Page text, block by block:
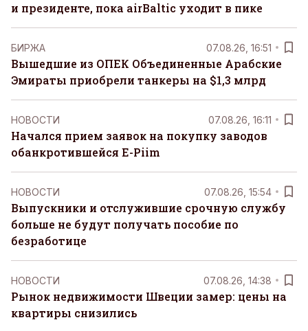
и президенте, пока airBaltic уходит в пике
БИРЖА 07.08.26, 16:51
Вышедшие из ОПЕК Объединенные Арабские
Эмираты приобрели танкеры на $1,3 млрд
НОВОСТИ 07.08.26, 16:11
Начался прием заявок на покупку заводов
обанкротившейся E-Piim
НОВОСТИ 07.08.26, 15:54
Выпускники и отслужившие срочную службу
больше не будут получать пособие по
безработице
НОВОСТИ 07.08.26, 14:38
Рынок недвижимости Швеции замер: цены на
квартиры снизились